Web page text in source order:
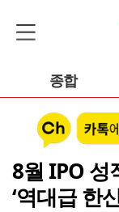
종합
8월 IPO 성
‘역대급 한